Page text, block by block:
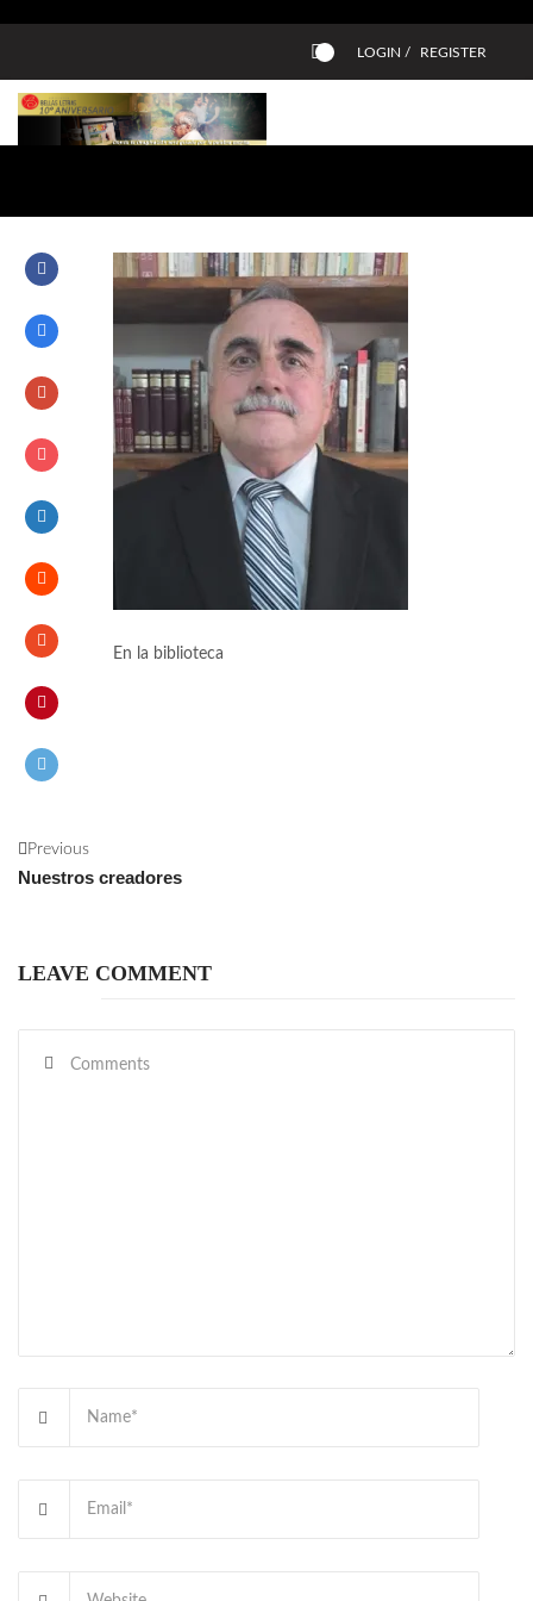
LOGIN / REGISTER
En la biblioteca
Previous
Nuestros creadores
LEAVE COMMENT